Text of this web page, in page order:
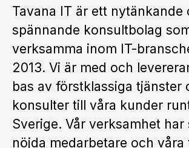
Tavana IT är ett nytänkande
spännande konsultbolag
verksamma inom IT-
2013. Vi är med och
bas av förstklassiga tjänster
konsulter till våra kunder
Sverige. Vår verksamhet
nöjda medarbetare och våra